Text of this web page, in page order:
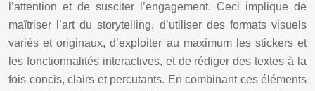
l’attention et de susciter l’engagement. Ceci implique de
maîtriser l’art du storytelling, d’utiliser des formats visuels
variés et originaux, d’exploiter au maximum les stickers et
les fonctionnalités interactives, et de rédiger des textes à la
fois concis, clairs et percutants. En combinant ces éléments